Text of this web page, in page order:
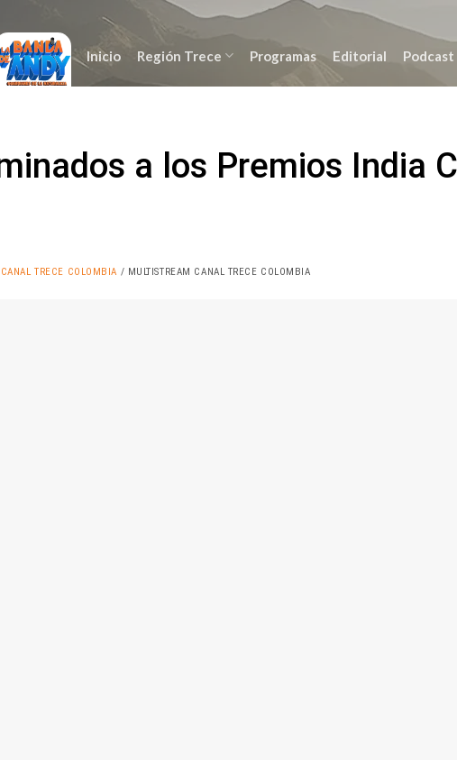
Inicio Región Trece Programas Editorial Podcast
a los Premios India
TRECE COLOMBIA / MULTISTREAM CANAL TRECE COLOMBIA